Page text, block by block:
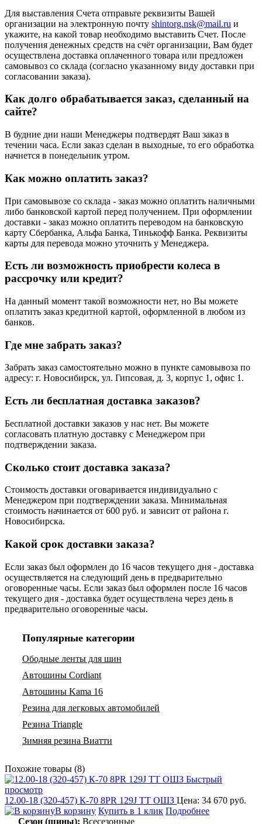
Для выставления Счета отправьте реквизиты Вашей
организации на электронную почту shintorg.nsk@mail.ru и
укажите, на какой товар необходимо выставить Счет. После
получения денежных средств на счёт организации, Вам будет
осуществлена доставка оплаченного товара или предложен
самовывоз со склада (согласно указанному виду доставки при
согласовании заказа).
Как долго обрабатывается заказ, сделанный на
сайте?
В будние дни наши Менеджеры подтвердят Ваш заказ в
течении часа. Если заказ сделан в выходные, то его обработка
начнется в понедельник утром.
Как можно оплатить заказ?
При самовывозе со склада - заказ можно оплатить наличными
либо банковской картой перед получением. При оформлении
доставки - заказ можно оплатить переводом на банковскую
карту Сбербанка, Альфа Банка, Тинькофф Банка. Реквизиты
карты для перевода можно уточнить у Менеджера.
Есть ли возможность приобрести колеса в
рассрочку или кредит?
На данный момент такой возможности нет, но Вы можете
оплатить заказ кредитной картой, оформленной в любом из
банков.
Где мне забрать заказ?
Забрать заказ самостоятельно можно в пункте самовывоза по
адресу: г. Новосибирск, ул. Гипсовая, д. 3, корпус 1, офис 1.
Есть ли бесплатная доставка заказов?
Бесплатной доставки заказов у нас нет. Вы можете
согласовать платную доставку с Менеджером при
подтверждении заказа.
Сколько стоит доставка заказа?
Стоимость доставки оговаривается индивидуально с
Менеджером при подтверждении заказа. Минимальная
стоимость начинается от 600 руб. и зависит от района г.
Новосибирска.
Какой срок доставки заказа?
Если заказ был оформлен до 16 часов текущего дня - доставка
осуществляется на следующий день в предварительно
оговоренные часы. Если заказ был оформлен после 16 часов
текущего дня - доставка будет осуществлена через день в
предварительно оговоренные часы.
Популярные категории
Ободные ленты для шин
Автошины Cordiant
Автошины Kama 16
Резина для легковых автомобилей
Резина Triangle
Зимняя резина Виатти
Похожие товары (8)
Быстрый
просмотр
12.00-18 (320-457) К-70 8PR 129J TT ОШЗ Цена: 34 670 руб.
В корзину Купить в 1 клик Подробнее
Сезон (шины): Всесезонные